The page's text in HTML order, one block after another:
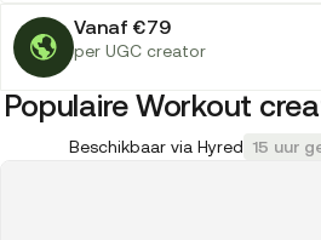
Vanaf €79
per UGC creator
Populaire Workout
Beschikbaar via Hyred 15 uur